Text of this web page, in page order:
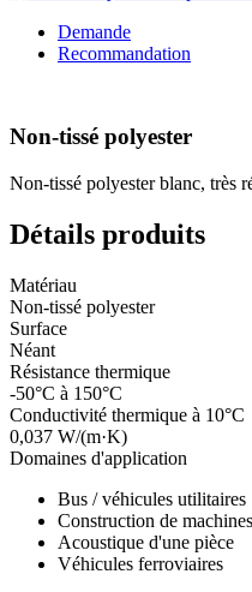
Demande
Recommandation
Non-tissé polyester
Non-tissé polyester blanc, très
Détails produits
Matériau
Non-tissé polyester
Surface
Néant
Résistance thermique
-50°C à 150°C
Conductivité thermique à 10°C
0,037 W/(m·K)
Domaines d'application
Bus / véhicules utilitaires
Construction de machines
Acoustique d'une pièce
Véhicules ferroviaires